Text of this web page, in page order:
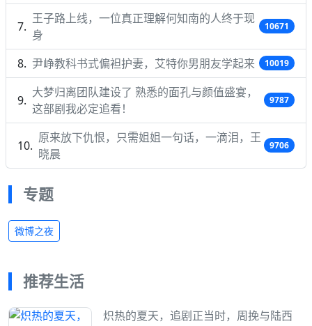
王子路上线，一位真正理解何知南的人终于现
身
10671
尹峥教科书式偏袒护妻，艾特你男朋友学起来 10019
大梦归离团队建设了 熟悉的面孔与颜值盛宴，
这部剧我必定追看！
9787
原来放下仇恨，只需姐姐一句话，一滴泪，王
晓晨
9706
专题
微博之夜
推荐生活
炽热的夏天，追剧正当时，周挽与陆西